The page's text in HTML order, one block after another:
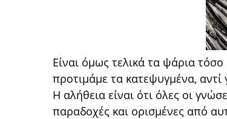
Είναι όμως τελικά τα ψάρια
προτιμάμε τα κατεψυγμένα, αντί
Η αλήθεια είναι ότι όλες οι
παραδοχές και ορισμένες από